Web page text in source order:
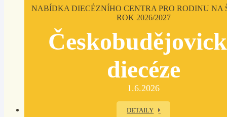
NABÍDKA DIECÉZNÍHO CENTRA PRO RODINU NA
ROK 2026/2027
diecéze
1.6.2026
DETAILY